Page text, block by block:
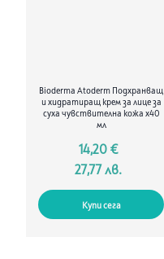
Bioderma Atoderm Подхранващ
и хидратиращ крем за лице за
суха чувствителна кожа х40
мл
14,20 €
27,77 лв.
Купи сега